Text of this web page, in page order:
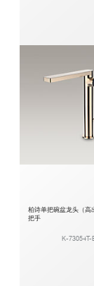
柏诗单把碗盆龙头（高
把手
K-73054T-